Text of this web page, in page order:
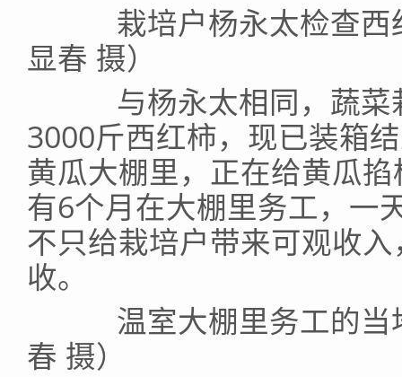
栽培户杨永太检查西
显春 摄）
与杨永太相同，蔬菜
3000斤西红柿，现已装箱
黄瓜大棚里，正在给黄瓜
有6个月在大棚里务工，一
不只给栽培户带来可观收
收。
温室大棚里务工的当
春 摄）